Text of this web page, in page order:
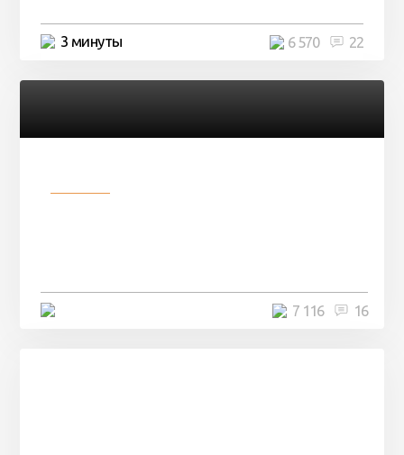
3 минуты 22
6 570
16
7 116